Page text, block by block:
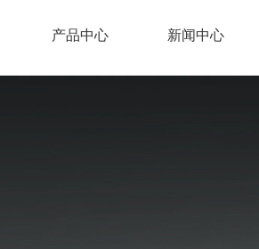
产品中心 新闻中心